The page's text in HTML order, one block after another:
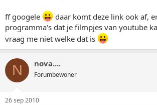
ff googele
daar komt deze link ook af,
programma's dat je filmpjes van youtube
vraag me niet welke dat is
N nova....
Forumbewoner
26 sep 2010